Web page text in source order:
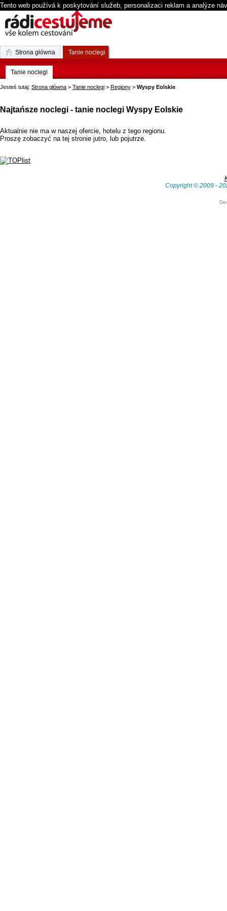
Tento web používá k poskytování služeb, personalizaci reklam a analýze
Jesteś tutaj: Strona główna > Tanie noclegi > Regiony > Wyspy Eolskie
Najtańsze noclegi - tanie noclegi Wyspy Eolskie
Aktualnie nie ma w naszej ofercie, hotelu z tego regionu.
Proszę zobaczyć na tej stronie jutro, lub pojutrze.
Copyright © 2009 -
Strona główna Tanie noclegi
Tanie noclegi